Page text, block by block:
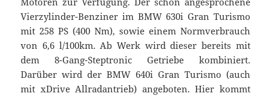
Vierzylinder-Benziner im BMW 630i Gran Turismo
mit 258 PS (400 Nm), sowie einem Normverbrauch
von 6,6 l/100km. Ab Werk wird dieser bereits mit
dem 8-Gang-Steptronic Getriebe kombiniert.
Darüber wird der BMW 640i Gran Turismo (auch
mit xDrive Allradantrieb) angeboten. Hier kommt